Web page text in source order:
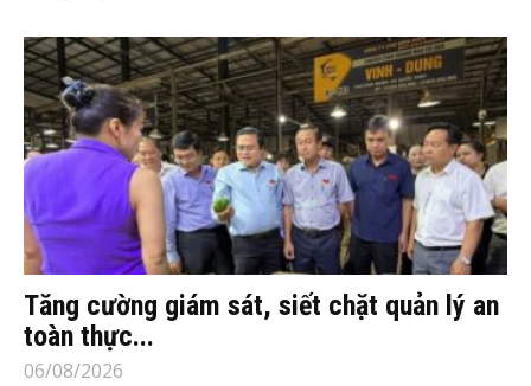
Tăng cường giám sát, siết chặt quản lý an
toàn thực...
06/08/2026